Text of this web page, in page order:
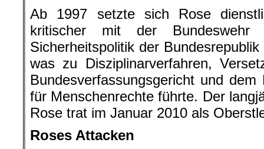
Ab 1997 setzte sich Rose
kritischer mit der
Sicherheitspolitik der
was zu Disziplinarverfahren,
Bundesverfassungsgericht und
für Menschenrechte führte. Der
Rose trat im Januar 2010 als
Roses Attacken